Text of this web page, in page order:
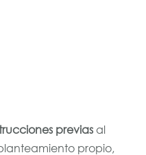
previas al
propio,